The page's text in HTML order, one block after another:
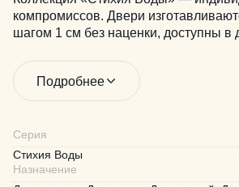
компромиссов. Двери
шагом 1 см без наценки, доступны в
выпуск по эскизам. Быстрое
гарантии и комплексные
для воплощения ваших идей
Подробнее
Серия
Стихия Воды
Назначение